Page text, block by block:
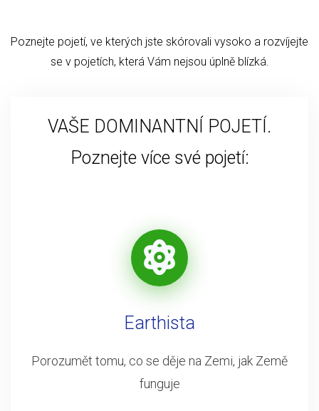
Poznejte pojetí, ve kterých jste skórovali vysoko a rozvíjejte
se v pojetích, která Vám nejsou úplně blízká.
VAŠE DOMINANTNÍ POJETÍ.
Poznejte více své pojetí:
Earthista
Porozumět tomu, co se děje na Zemi, jak Země
funguje